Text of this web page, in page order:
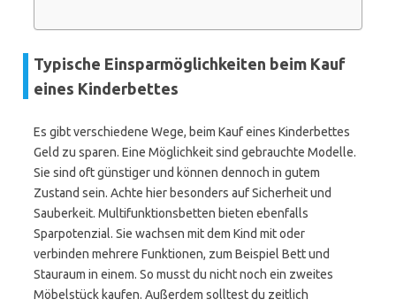
Typische Einsparmöglichkeiten beim Kauf
eines Kinderbettes
Es gibt verschiedene Wege, beim Kauf eines Kinderbettes
Geld zu sparen. Eine Möglichkeit sind gebrauchte Modelle.
Sie sind oft günstiger und können dennoch in gutem
Zustand sein. Achte hier besonders auf Sicherheit und
Sauberkeit. Multifunktionsbetten bieten ebenfalls
Sparpotenzial. Sie wachsen mit dem Kind mit oder
verbinden mehrere Funktionen, zum Beispiel Bett und
Stauraum in einem. So musst du nicht noch ein zweites
Möbelstück kaufen. Außerdem solltest du zeitlich